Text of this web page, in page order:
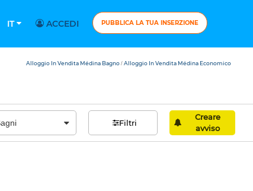
IT ACCEDI PUBBLICA LA TUA INSERZIONE
Alloggio In Vendita Médina Bagno / Alloggio In Vendita Médina Economico
Filtri
Creare
avviso